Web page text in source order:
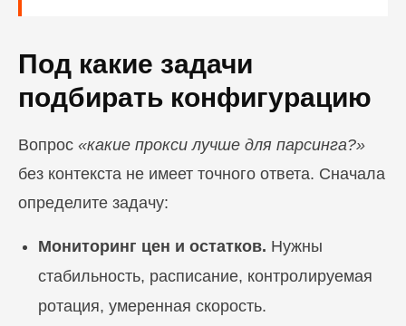
Под какие задачи
подбирать конфигурацию
Вопрос «какие прокси лучше для парсинга?»
без контекста не имеет точного ответа. Сначала
определите задачу:
Мониторинг цен и остатков. Нужны
стабильность, расписание, контролируемая
ротация, умеренная скорость.